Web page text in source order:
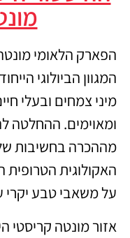
הפארק הלאומי
המגוון הביולוגי
מיני צמחים ובעלי
ומאוימים. ההחלטה
מההכרה בחשיבות
האקולוגית הטרופית
על משאבי טבע יקרי
אזור מונטה קריסטי